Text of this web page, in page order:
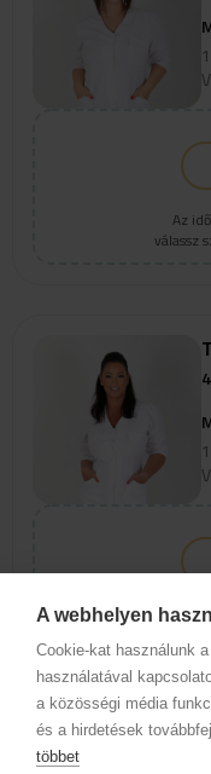
A webhelyen
Cookie-kat használunk
használatával
a közösségi média
és a hirdetések
többet
Az
válassz
Az